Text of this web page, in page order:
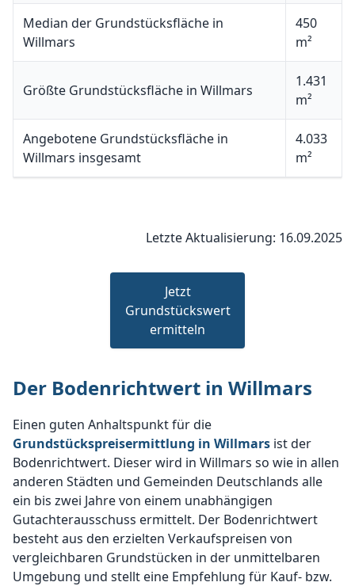
Median der Grundstücksfläche in
Willmars
450
m²
Größte Grundstücksfläche in Willmars
1.431
m²
Angebotene Grundstücksfläche in
Willmars insgesamt
4.033
m²
Letzte Aktualisierung: 16.09.2025
Jetzt
Grundstückswert
ermitteln
Der Bodenrichtwert in Willmars
Einen guten Anhaltspunkt für die
Grundstückspreisermittlung in Willmars ist der
Bodenrichtwert. Dieser wird in Willmars so wie in allen
anderen Städten und Gemeinden Deutschlands alle
ein bis zwei Jahre von einem unabhängigen
Gutachterausschuss ermittelt. Der Bodenrichtwert
besteht aus den erzielten Verkaufspreisen von
vergleichbaren Grundstücken in der unmittelbaren
Umgebung und stellt eine Empfehlung für Kauf- bzw.